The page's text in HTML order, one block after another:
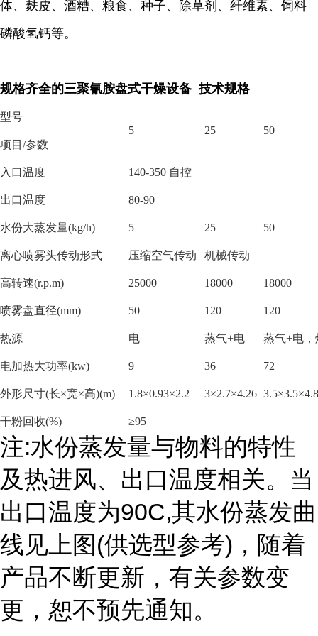
体、麸皮、酒糟、粮食、种子、除草剂、纤维素、饲料
磷酸氢钙等。
规格齐全的三聚氰胺盘式干燥设备 技术规格
型号
项目 /参数
5 25 50
入口温度 140-350 自控
出口温度 80-90
水份大蒸发量(kg/h) 5 25 50
离心喷雾头传动形式 压缩空气传动 机械传动
高转速(r.p.m) 25000 18000 18000
喷雾盘直径(mm) 50 120 120
热源 电 蒸气+电 蒸气+电，
电加热大功率(kw) 9 36 72
外形尺寸(长×宽×高)(m) 1.8×0.93×2.2 3×2.7×4.26 3.5×3.5×4.8
干粉回收(%) ≥95
注:水份蒸发量与物料的特性
及热进风、出口温度相关。当
出口温度为90C,其水份蒸发曲
线见上图(供选型参考) ，随着
产品不断更新，有关参数变
更，恕不预先通知。